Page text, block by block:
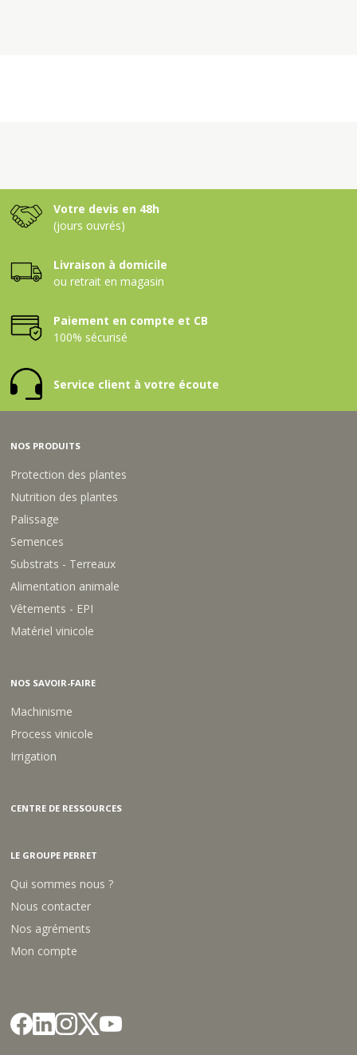
Votre devis en 48h
(jours ouvrés)
Livraison à domicile
ou retrait en magasin
Paiement en compte et CB
100% sécurisé
Service client à votre écoute
NOS PRODUITS
Protection des plantes
Nutrition des plantes
Palissage
Semences
Substrats - Terreaux
Alimentation animale
Vêtements - EPI
Matériel vinicole
NOS SAVOIR-FAIRE
Machinisme
Process vinicole
Irrigation
CENTRE DE RESSOURCES
LE GROUPE PERRET
Qui sommes nous ?
Nous contacter
Nos agréments
Mon compte